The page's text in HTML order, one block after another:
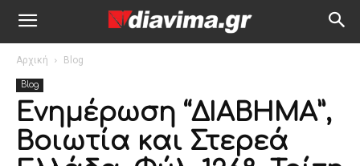
Αρχική Blog
Blog
Ενημέρωση “ΔΙΑΒΗΜΑ”,
Βοιωτία και Στερεά